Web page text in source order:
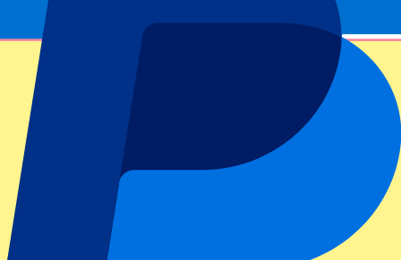
Houd mij op de hoogte van alle updates, deals en meer!
Submit
Je informatie wordt in overeenstemming met ons
Privacy Policy
gebruikt.
Bedankt voor het invullen!
Eventinformatie